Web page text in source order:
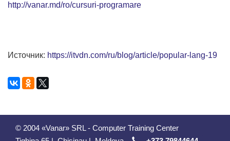
http://vanar.md/ro/cursuri-programare
Источник: https://itvdn.com/ru/blog/article/popular-lang-19
© 2004 «Vanar» SRL - Computer Training Center